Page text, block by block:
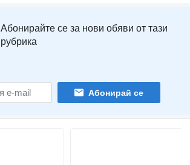
Абонирайте се за нови обяви от тази
рубрика
Абонирай се